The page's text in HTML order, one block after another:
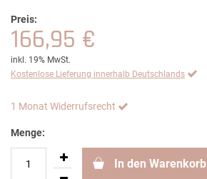
Preis:
166,95 €
inkl. 19% MwSt.
Kostenlose Lieferung innerhalb Deutschlands
1 Monat Widerrufsrecht
Menge:
In den Warenkorb